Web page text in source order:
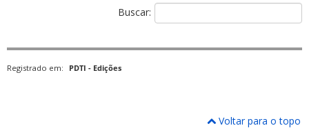
Buscar:
Registrado em: PDTI - Edições
Voltar para o topo